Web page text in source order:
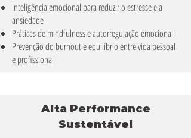
Inteligência emocional para reduzir o estresse e a
ansiedade
Práticas de mindfulness e autorregulação emocional
Prevenção do burnout e equilíbrio entre vida pessoal
e profissional
Alta Performance
Sustentável